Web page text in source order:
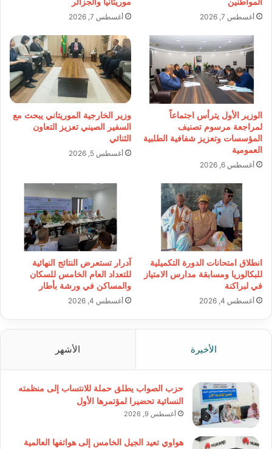
أغسطس 7, 2026 أغسطس 7, 2026
الوزير الأول يترأس اجتماعاً
لمراجعة مرسوم تصنيف
المؤسسات وتعزيز شفافية الطلبية
العمومية
أغسطس 6, 2026
وزير الخارجية الموريتاني يبحث مع
السفير الصيني تعزيز التعاون
الثنائي
أغسطس 5, 2026
انطلاق امتحانات الدورة التكميلية
للبكالوريا ومسابقة مدارس الامتياز
في لبراكنة
أغسطس 4, 2026
آدرار تستعرض النتائج النهائية
للتعداد العام الخامس للسكان
والمساكن في ورشة بأطار
أغسطس 4, 2026
الأخيرة الأشهر
حزب الصواب يطلق حملة للانتساب إلى منظمته
النسائية تحضيرا لمؤتمرها الأول
أغسطس 9, 2026
هواوي تعيد الجيل الخامس إلى هواتفها العالمية